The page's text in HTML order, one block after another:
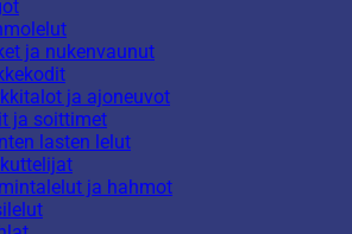
ja nukenvaunut
ja ajoneuvot
ja soittimet
lasten lelut
ja hahmot